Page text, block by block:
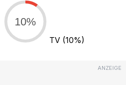
10%
TV (10%)
ANZEIGE